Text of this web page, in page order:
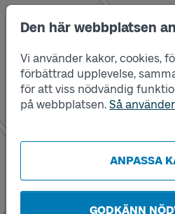
Den här webbplatsen
Vi använder kakor, cookies,
förbättrad upplevelse,
för att viss nödvändig
på webbplatsen. Så
ANPASSA
GODKÄNN
Läge
A